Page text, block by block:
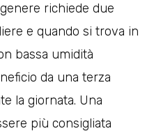
richiede due
e quando si trova in
bassa umidità
da una terza
la giornata. Una
più consigliata